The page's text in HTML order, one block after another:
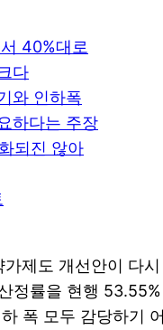
40%대로
다
와 인하폭
하다는 주장
되진 않아
제도 개선안이 다
정률을 현행
폭 모두 감당하기